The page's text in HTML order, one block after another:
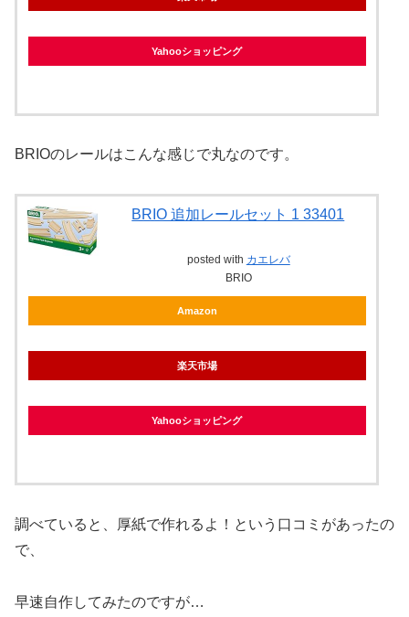
Yahooショッピング
BRIOのレールはこんな感じで丸なのです。
BRIO 追加レールセット 1 33401
posted with カエレバ
BRIO
Amazon
楽天市場
Yahooショッピング
調べていると、厚紙で作れるよ！という口コミがあったの
で、
早速自作してみたのですが…